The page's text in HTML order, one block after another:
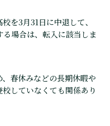
を3月31日に中退して、
場合は、転入に該当しま
春休みなどの長期休暇や
していなくても関係あり